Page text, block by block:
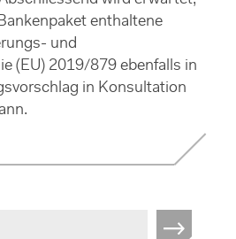
enthaltene
und
(EU) 2019/879 ebenfalls in
in Konsultation